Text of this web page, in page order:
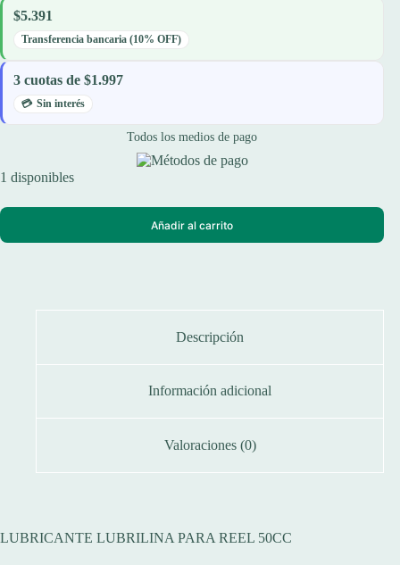
$5.391
Transferencia bancaria (10% OFF)
3 cuotas de $1.997
Sin interés
Todos los medios de pago
1 disponibles
Añadir al carrito
Descripción
Información adicional
Valoraciones (0)
LUBRICANTE LUBRILINA PARA REEL 50CC